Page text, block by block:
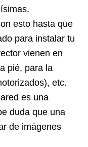
esto hasta que
para instalar tu
vienen en
pié, para la
etc.
es una
duda que una
de imágenes